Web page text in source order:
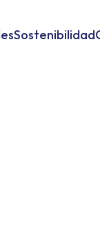
Sostenibilidad